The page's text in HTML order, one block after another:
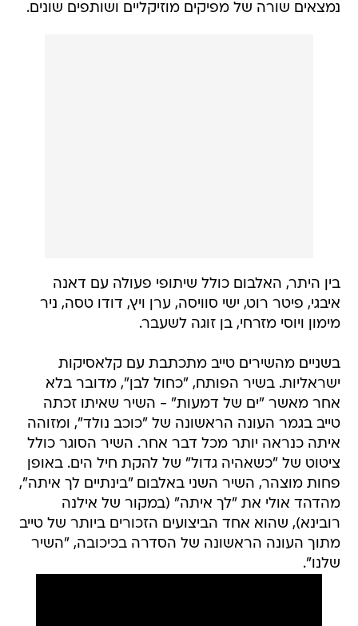
נמצאים שורה של מפיקים מוזיקליים ושותפים שונים.
בין היתר, האלבום כולל שיתופי פעולה עם דאנה
איבגי, פיטר רוט, ישי סוויסה, ערן ויץ, דודו טסה, ניר
מימון ויוסי מזרחי, בן זוגה לשעבר.
בשניים מהשירים טייב מתכתבת עם קלאסיקות
ישראליות. בשיר הפותח, "כחול לבן", מדובר בלא
אחר מאשר "ים של דמעות" - השיר שאיתו זכתה
טייב בגמר העונה הראשונה של "כוכב נולד", ומזוהה
איתה כנראה יותר מכל דבר אחר. השיר הסוגר כולל
ציטוט של "כשאהיה גדול" של להקת חיל הים. באופן
פחות מוצהר, השיר השני באלבום "בינתיים לך איתה",
מהדהד אולי את "לך איתה" (במקור של אילנה
רובינא), שהוא אחד הביצועים הזכורים ביותר של טייב
מתוך העונה הראשונה של הסדרה בכיכובה, "השיר
שלנו".